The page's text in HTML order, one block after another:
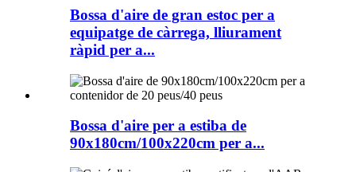
Bossa d'aire de gran estoc per a
equipatge de càrrega, lliurament
ràpid per a...
Bossa d'aire per a estiba de
90x180cm/100x220cm per a...